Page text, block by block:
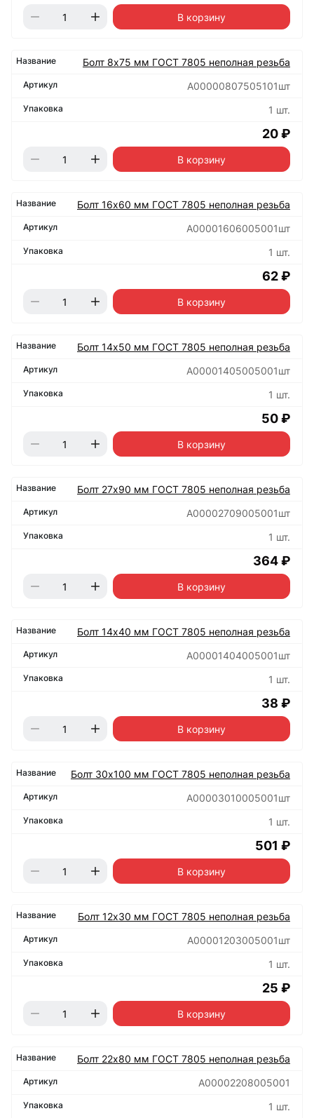
В корзину
Болт 8х75 мм ГОСТ 7805 неполная резьба
А00000807505101шт
1 шт.
20 ₽
В корзину
Болт 16х60 мм ГОСТ 7805 неполная резьба
А00001606005001шт
1 шт.
62 ₽
В корзину
Болт 14х50 мм ГОСТ 7805 неполная резьба
А00001405005001шт
1 шт.
50 ₽
В корзину
Болт 27х90 мм ГОСТ 7805 неполная резьба
А00002709005001шт
1 шт.
364 ₽
В корзину
Болт 14х40 мм ГОСТ 7805 неполная резьба
А00001404005001шт
1 шт.
38 ₽
В корзину
Болт 30х100 мм ГОСТ 7805 неполная резьба
А00003010005001шт
1 шт.
501 ₽
В корзину
Болт 12х30 мм ГОСТ 7805 неполная резьба
А00001203005001шт
1 шт.
25 ₽
В корзину
Болт 22х80 мм ГОСТ 7805 неполная резьба
А00002208005001
1 шт.